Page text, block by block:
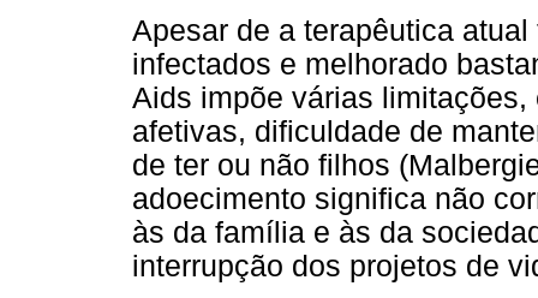
Apesar de a terapêutica
infectados e melhorado
Aids impõe várias
afetivas, dificuldade de
de ter ou não filhos
adoecimento significa não
às da família e às da
interrupção dos projetos de